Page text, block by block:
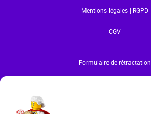
Mentions légales | RGPD
CGV
Formulaire de rétractation
en restent les propriétaires. Tous droits réservés.